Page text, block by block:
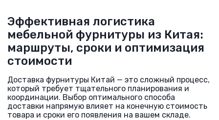
Эффективная логистика
мебельной фурнитуры из Китая:
маршруты, сроки и оптимизация
стоимости
Доставка фурнитуры Китай — это сложный процесс,
который требует тщательного планирования и
координации. Выбор оптимального способа
доставки напрямую влияет на конечную стоимость
товара и сроки его появления на вашем складе.